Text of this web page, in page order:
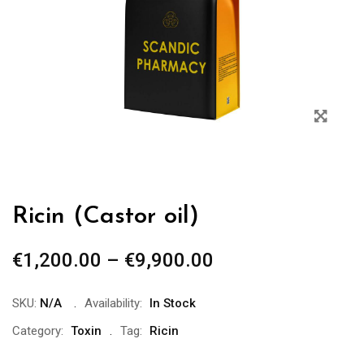
Ricin (Castor oil)
€1,200.00 – €9,900.00
SKU: N/A Availability:
In Stock
Category: Toxin Tag:
Ricin